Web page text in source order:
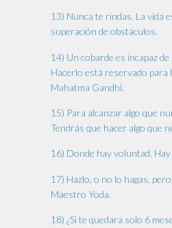
13) Nunca te rindas. La vida
superación de obstáculos.
14) Un cobarde es incapaz
Hacerlo está reservado para
Mahatma Gandhi.
15) Para alcanzar algo que
Tendrás que hacer algo que
16) Donde hay voluntad.
17) Hazlo, o no lo hagas,
Maestro Yoda.
18) ¿Si te quedara solo 6